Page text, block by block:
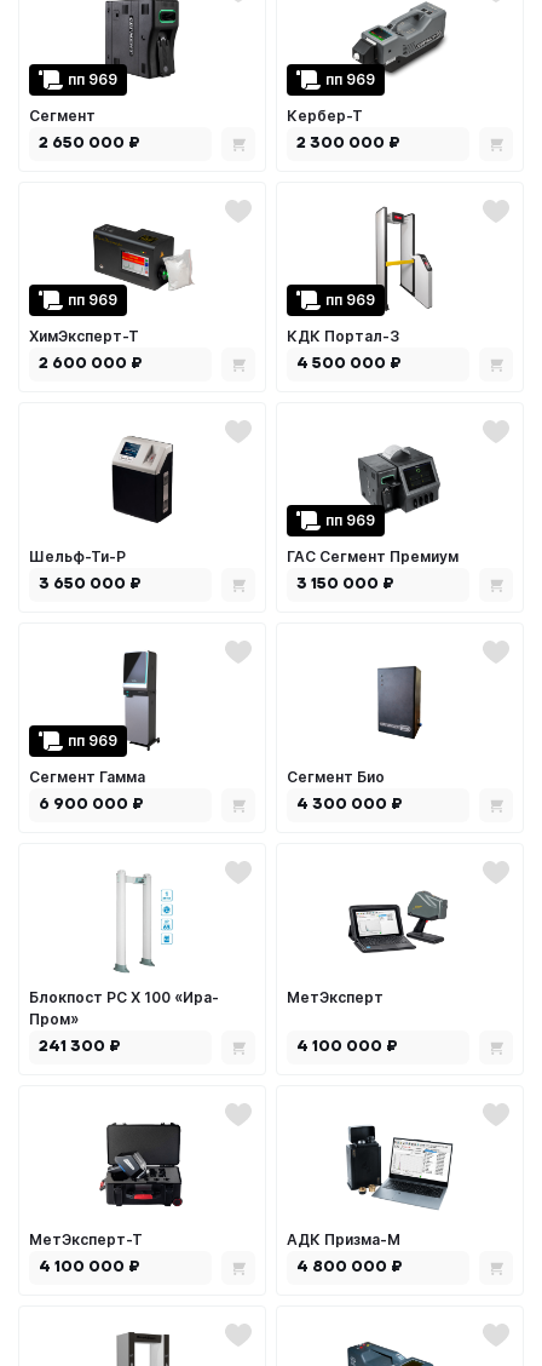
Сегмент
2 650 000 ₽
пп 969
Кербер-Т
2 300 000 ₽
пп 969
ХимЭксперт-Т
2 600 000 ₽
пп 969
КДК Портал-3
4 500 000 ₽
пп 969
Шельф-Ти-Р
3 650 000 ₽
ГАС Сегмент Премиум
3 150 000 ₽
пп 969
Сегмент Гамма
6 900 000 ₽
пп 969
Сегмент Био
4 300 000 ₽
Блокпост РС Х 100 «Ира-
Пром»
241 300 ₽
МетЭксперт
4 100 000 ₽
МетЭксперт-Т
4 100 000 ₽
АДК Призма-М
4 800 000 ₽